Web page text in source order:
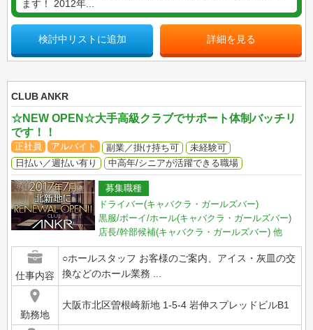
ます！ 2012年...
検討中リストに追加 詳細を見る
CLUB ANKR
☆NEW OPEN☆大手高級クラブでサポート体制バッチリ
です！！
正社員 アルバイト 副業／掛け持ち可
未経験可
日払い／週払い有り
中高年/シニアが活躍できる職場
募集職種
ドライバー(キャバクラ・ガールズバー)
黒服/ボーイ/ホール(キャバクラ・ガールズバー)
店長/幹部候補(キャバクラ・ガールズバー) 他
仕事内容
○ホールスタッフ お客様のご案内、アイス・灰皿の交
換などのホール業務 ...
勤務地
大阪市北区曽根崎新地 1-5-4 岩伸スプレッドビルB1